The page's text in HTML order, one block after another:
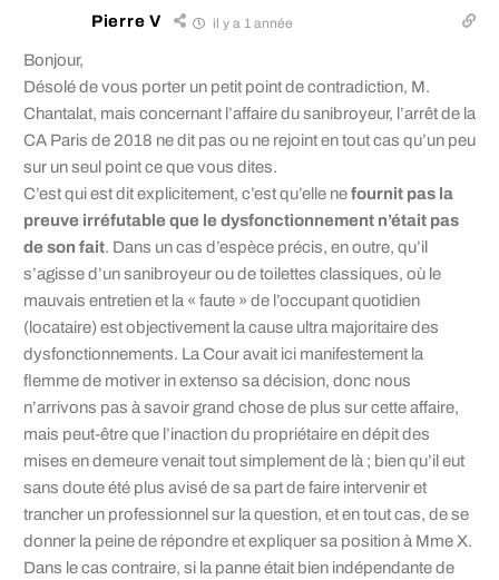
Pierre V il y a 1 année
Bonjour,
Désolé de vous porter un petit point de contradiction, M.
Chantalat, mais concernant l’affaire du sanibroyeur, l’arrêt de la
CA Paris de 2018 ne dit pas ou ne rejoint en tout cas qu’un peu
sur un seul point ce que vous dites.
C’est qui est dit explicitement, c’est qu’elle nefournit pas la
preuve irréfutable que le dysfonctionnement n’était pas
de son fait. Dans un cas d’espèce précis, en outre, qu’il
s’agisse d’un sanibroyeur ou de toilettes classiques, où le
mauvais entretien et la « faute » de l’occupant quotidien
(locataire) est objectivement la cause ultra majoritaire des
dysfonctionnements. La Cour avait ici manifestement la
flemme de motiver in extenso sa décision, donc nous
n’arrivons pas à savoir grand chose de plus sur cette affaire,
mais peut-être que l’inaction du propriétaire en dépit des
mises en demeure venait tout simplement de là ; bien qu’il eut
sans doute été plus avisé de sa part de faire intervenir et
trancher un professionnel sur la question, et en tout cas, de se
donner la peine de répondre et expliquer sa position à Mme X.
Dans le cas contraire, si la panne était bien indépendante de